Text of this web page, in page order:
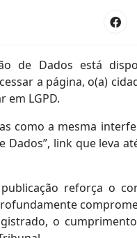
de Dados está
a página, o(a)
em LGPD.
como a mesma
Dados”, link que leva
reforça o
o cumprimento